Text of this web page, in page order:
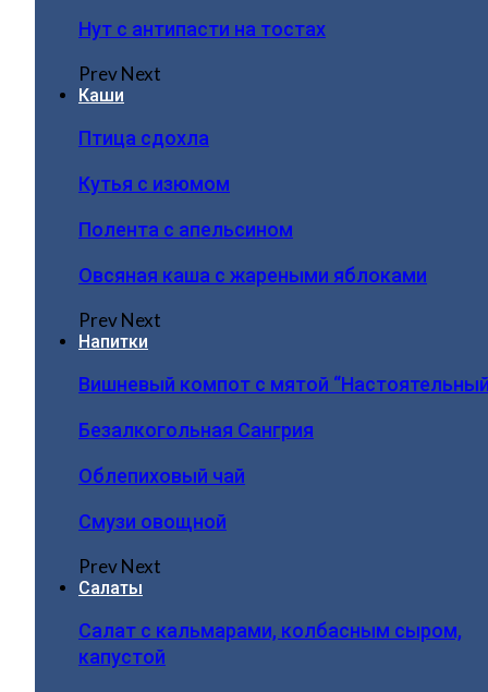
Нут с антипасти на тостах
PrevNext
Каши
Птица сдохла
Кутья с изюмом
Полента с апельсином
Овсяная каша с жареными яблоками
PrevNext
Напитки
Вишневый компот с мятой
Безалкогольная Сангрия
Облепиховый чай
Смузи овощной
PrevNext
Салаты
Салат с кальмарами, колбасным сыром,
капустой